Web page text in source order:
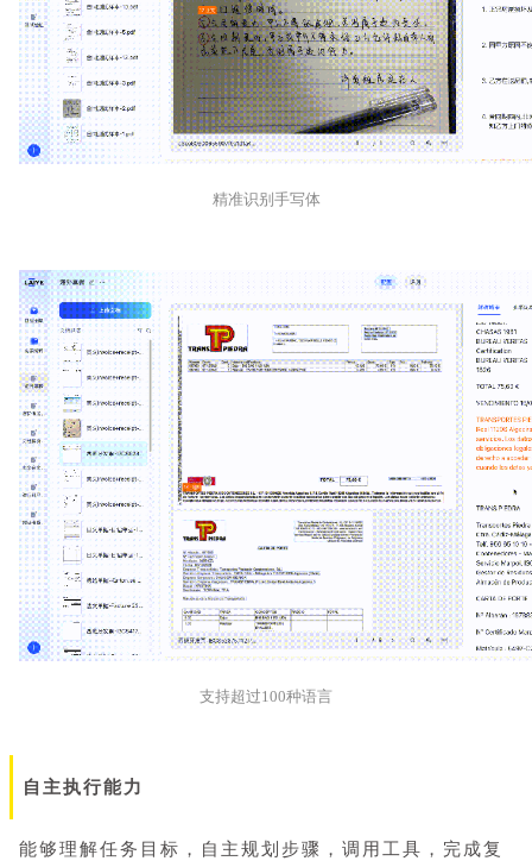
精准识别手写体
支持超过100种语言
自主执行能力
能够理解任务目标，自主规划步骤，调用工具，完成复